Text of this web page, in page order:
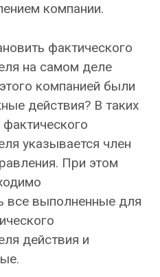
компании.
фактического
на самом деле
компанией были
действия? В таких
указывается член
При этом
все выполненные для
действия и